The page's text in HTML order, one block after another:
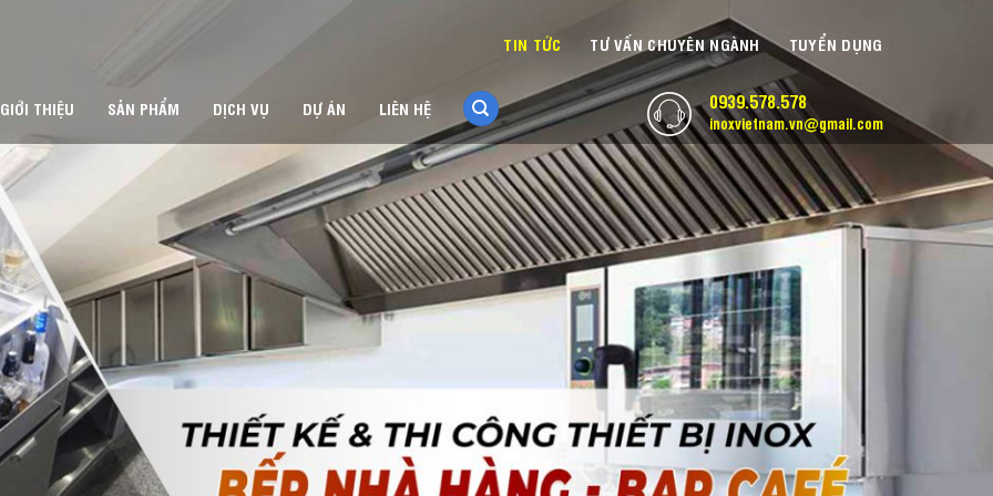
GIỚI THIỆU SẢN PHẨM DỊCH VỤ DỰ ÁN LIÊN HỆ 0939.578.578
inoxvietnam.vn@gmail.com
TIN TỨC TƯ VẤN CHUYÊN NGÀNH TUYỂN DỤNG